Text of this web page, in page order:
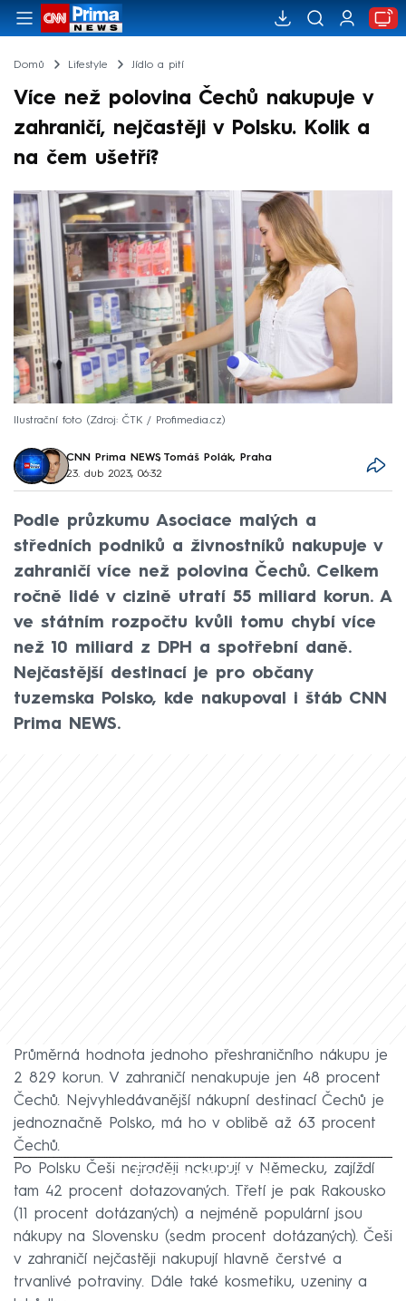
Domů Lifestyle Jídlo a pití
Více než polovina Čechů nakupuje v
zahraničí, nejčastěji v Polsku. Kolik a
na čem ušetří?
Ilustrační foto Zdroj: ČTK / Profimedia.cz
CNN Prima NEWS, Tomáš Polák, Praha
23. dub 2023, 06:32
Podle průzkumu Asociace malých a
středních podniků a živnostníků nakupuje v
zahraničí více než polovina Čechů. Celkem
ročně lidé v cizině utratí 55 miliard korun. A
ve státním rozpočtu kvůli tomu chybí více
než 10 miliard z DPH a spotřební daně.
Nejčastější destinací je pro občany
tuzemska Polsko, kde nakupoval i štáb CNN
Prima NEWS.
Průměrná hodnota jednoho přeshraničního nákupu je
2 829 korun. V zahraničí nenakupuje jen 48 procent
Čechů. Nejvyhledávanější nákupní destinací Čechů je
jednoznačně Polsko, má ho v oblibě až 63 procent
Čechů.
Failed to fetch
Po Polsku Češi nejraději nakupují v Německu, zajíždí
tam 42 procent dotazovaných. Třetí je pak Rakousko
(11 procent dotázaných) a nejméně populární jsou
nákupy na Slovensku (sedm procent dotázaných). Češi
v zahraničí nejčastěji nakupují hlavně čerstvé a
trvanlivé potraviny. Dále také kosmetiku, uzeniny a